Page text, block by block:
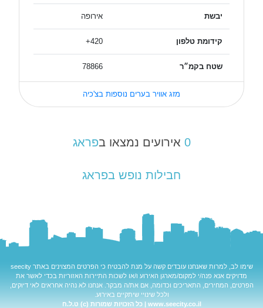
יבשת אירופה
קידומת טלפון 420+
שטח בקמ״ר 78866
מזג אוויר בערים נוספות בצ'כיה
0 אירועים נמצאו בפראג
חבילות נופש בפראג
שימו לב, למרות שאנחנו עובדים קשה על מנת להבטיח כי הפרטים המצוינים באתרseecity
מדויקים אנא פנה/י למקום/מארגן האירוע ו/או לשכות התיירות האזוריות בכדי לאשר את
הפרטים, המחירים, התאריכים וכדומה, אם את/ה מבקר. אנחנו לא נהיה אחראים לאי דיוקים,
ולכל שינויי שיתקיים באירוע.
www.seecity.co.il | כל הזכויות שמורות (c) ט.ל.ח